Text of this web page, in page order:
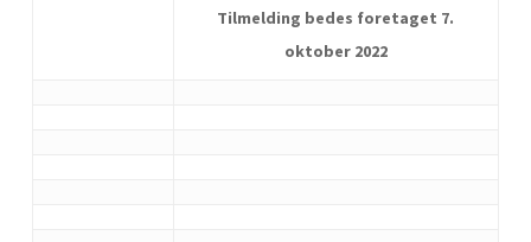
Tilmelding bedes foretaget 7.
oktober 2022